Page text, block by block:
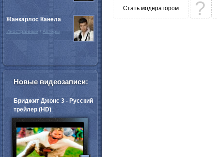
Стать модератором ?
Жанкарлос Канела
Иностранные / Актёры
Новые видеозаписи:
Бриджит Джонс 3 - Русский
трейлер (HD)